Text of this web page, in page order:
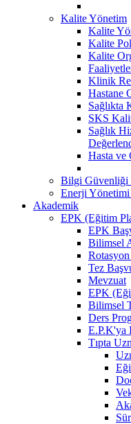
Kalite Yönetim
Kalite
Kalite
Kalite
Klinik
Hastane
Sağlıkta
SKS
Sağlık
Hasta ve
Bilgi Güvenliği
Enerji Yönetimi
Akademik
EPK (Eğitim
EPK
Bilimsel
Tez
Mevzuat
EPK
Bilimsel
Ders
E.P.K'ya
Tıpta